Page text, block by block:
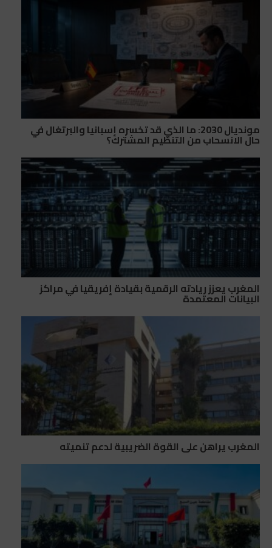
مونديال 2030: ما الذي قد تخسره إسبانيا والبرتغال في
حال الانسحاب من التنظيم المشترك؟
المغرب يعزز ريادته الرقمية بقيادة إفريقيا في مراكز
البيانات المعتمدة
المغرب يراهن على القوة الضريبية لدعم تنميته